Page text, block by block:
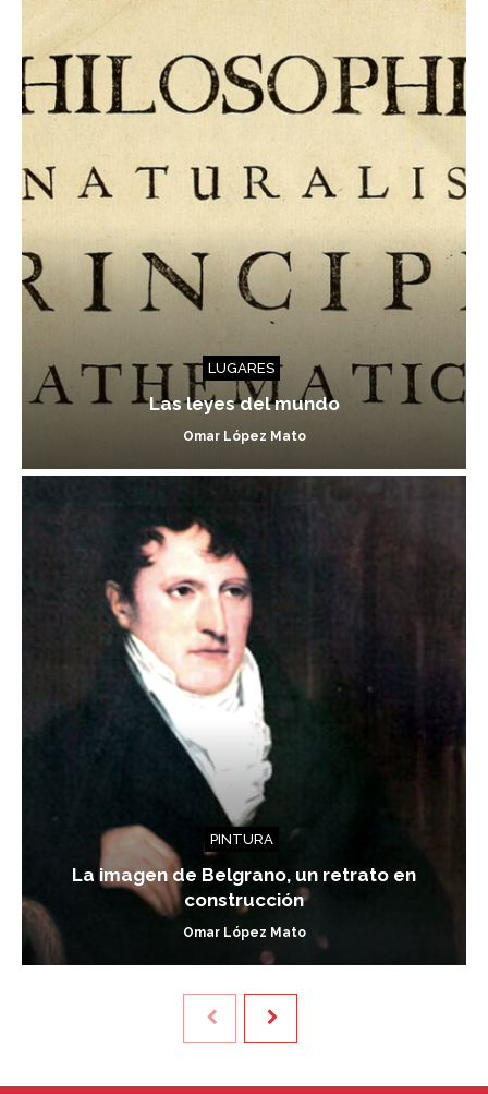
LUGARES
Las leyes del mundo
Omar López Mato
PINTURA
La imagen de Belgrano, un retrato en
construcción
Omar López Mato